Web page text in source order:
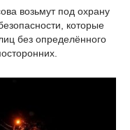
возьмут под охрану
которые
без определённого